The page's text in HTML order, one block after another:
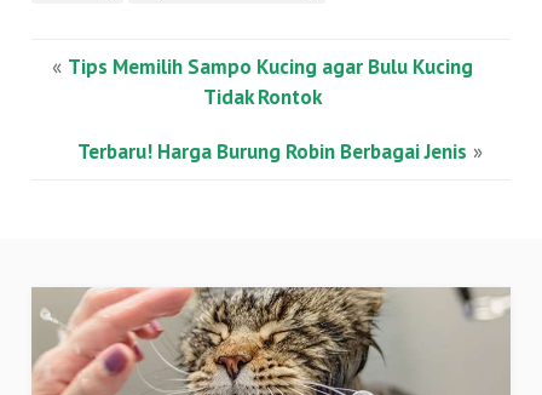
« Tips Memilih Sampo Kucing agar Bulu Kucing
Tidak Rontok
Terbaru! Harga Burung Robin Berbagai Jenis »